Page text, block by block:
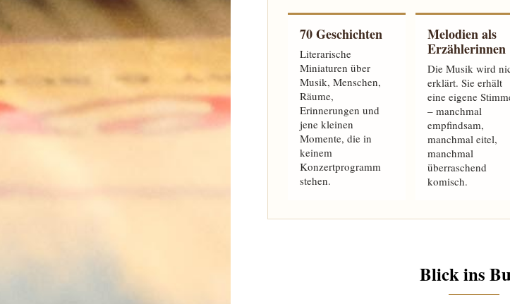
70 Geschichten
Literarische
Miniaturen über
Musik, Menschen,
Räume,
Erinnerungen und
jene kleinen
Momente, die in
keinem
Konzertprogramm
stehen.
Melodien als
Erzählerinnen
Die Musik wird
erklärt. Sie erhält
eine eigene
– manchmal
empfindsam,
manchmal eitel,
manchmal
überraschend
komisch.
Blick ins